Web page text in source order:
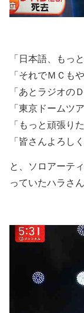
「日本語、もっ
「それでＭＣも
「あとラジオの
「東京ドームツ
「もっと頑張り
「皆さんよろし
と、ソロアーテ
っていたハラさん